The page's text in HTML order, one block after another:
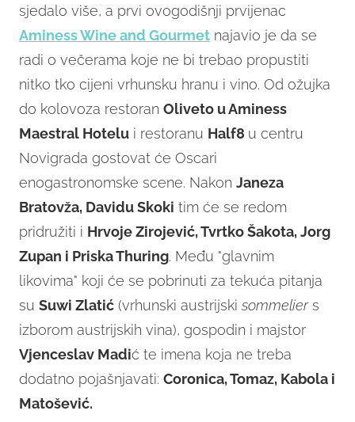
sjedalo više, a prvi ovogodišnji prvijenac
Aminess Wine and Gourmet najavio je da se
radi o večerama koje ne bi trebao propustiti
nitko tko cijeni vrhunsku hranu i vino. Od ožujka
do kolovoza restoran Oliveto u Aminess
Maestral Hotelu i restoranu Half8 u centru
Novigrada gostovat će Oscari
enogastronomske scene. Nakon Janeza
Bratovža, Davidu Skoki tim će se redom
pridružiti i Hrvoje Zirojević, Tvrtko Šakota, Jorg
Zupan i Priska Thuring. Među "glavnim
likovima" koji će se pobrinuti za tekuća pitanja
su Suwi Zlatić (vrhunski austrijski sommeliers
izborom austrijskih vina), gospodin i majstor
Vjenceslav Madić te imena koja ne treba
dodatno pojašnjavati: Coronica, Tomaz, Kabola i
Matošević.